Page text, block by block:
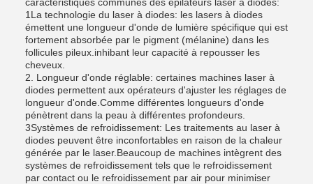
1La technologie du laser à diodes: les lasers à diodes
émettent une longueur d'onde de lumière spécifique qui est
fortement absorbée par le pigment (mélanine) dans les
follicules pileux.inhibant leur capacité à repousser les
cheveux.
2. Longueur d'onde réglable: certaines machines laser à
diodes permettent aux opérateurs d'ajuster les réglages de
longueur d'onde.Comme différentes longueurs d'onde
pénètrent dans la peau à différentes profondeurs.
3Systèmes de refroidissement: Les traitements au laser à
diodes peuvent être inconfortables en raison de la chaleur
générée par le laser.Beaucoup de machines intègrent des
systèmes de refroidissement tels que le refroidissement
par contact ou le refroidissement par air pour minimiser